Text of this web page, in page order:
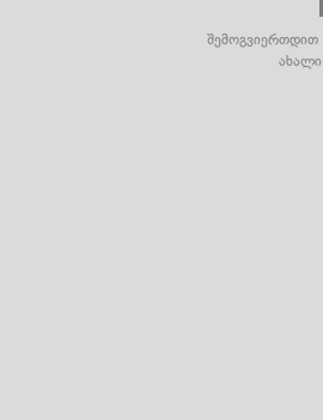
შემოგვიერთდით
ახალი